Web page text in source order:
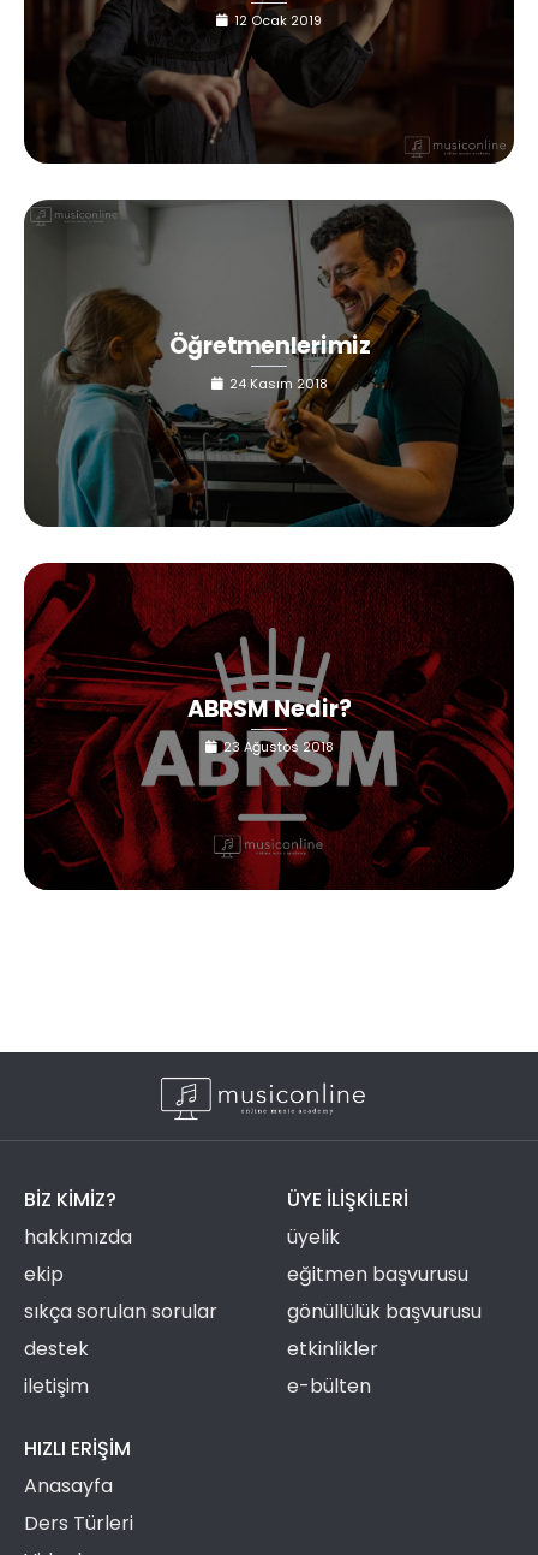
12 Ocak 2019
Öğretmenlerimiz
24 Kasım 2018
ABRSM Nedir?
23 Ağustos 2018
BIZ KIMIZ?
hakkımızda
ekip
sıkça sorulan sorular
destek
iletişim
ÜYE ILIŞKILERI
üyelik
eğitmen başvurusu
gönüllülük başvurusu
etkinlikler
e-bülten
HIZLI ERIŞIM
Anasayfa
Ders Türleri